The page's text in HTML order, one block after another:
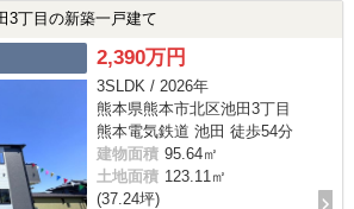
3丁目の新築一戸建て
2,390万円
3SLDK / 2026年
熊本県熊本市北区池田3丁目
熊本電気鉄道 池田 徒歩54分
建物面積 95.64㎡
土地面積 123.11㎡
(37.24坪)